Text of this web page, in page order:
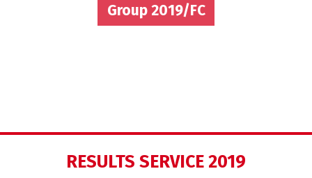
Group 2019/FC
RESULTS SERVICE 2019